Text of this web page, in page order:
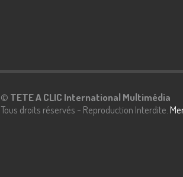
© TETE A CLIC International Multimédia
Tous droits réservés - Reproduction Interdite.